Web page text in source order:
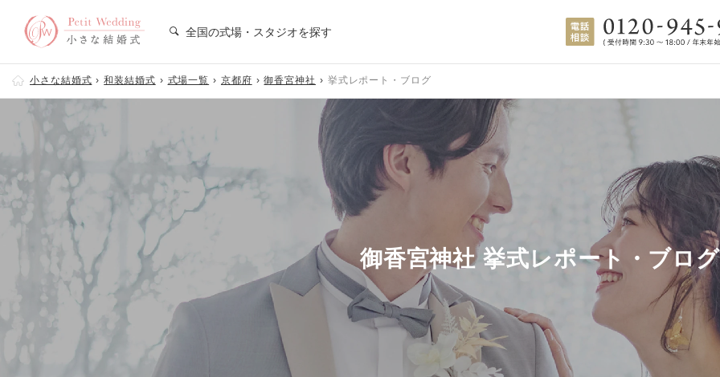
全国の式場・スタジオを探す
小さな結婚式 和装結婚式 式場一覧 京都府 御香宮神社 挙式レポート・ブログ
御香宮神社 挙式レポート・ブログ